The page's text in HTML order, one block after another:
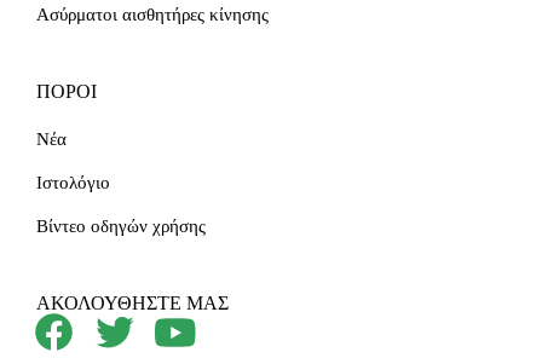
Ασύρματοι αισθητήρες κίνησης
ΠΌΡΟΙ
Νέα
Ιστολόγιο
Βίντεο οδηγών χρήσης
ΑΚΟΛΟΥΘΉΣΤΕ ΜΑΣ